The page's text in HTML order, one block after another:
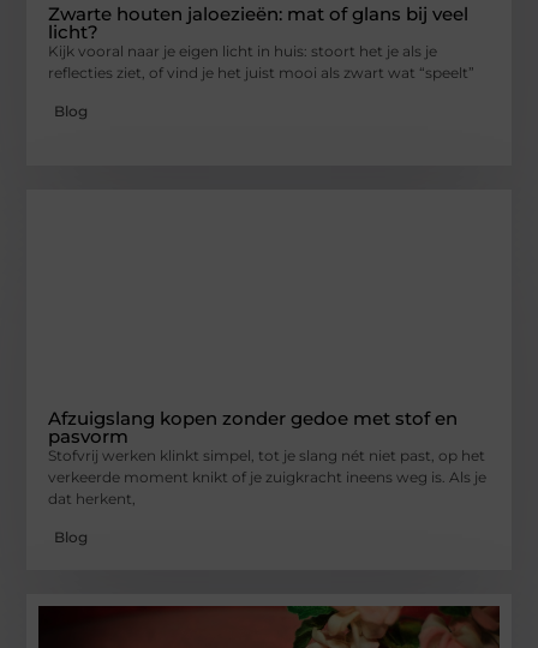
Zwarte houten jaloezieën: mat of glans bij veel
licht?
Kijk vooral naar je eigen licht in huis: stoort het je als je
reflecties ziet, of vind je het juist mooi als zwart wat “speelt”
Blog
Afzuigslang kopen zonder gedoe met stof en
pasvorm
Stofvrij werken klinkt simpel, tot je slang nét niet past, op het
verkeerde moment knikt of je zuigkracht ineens weg is. Als je
dat herkent,
Blog